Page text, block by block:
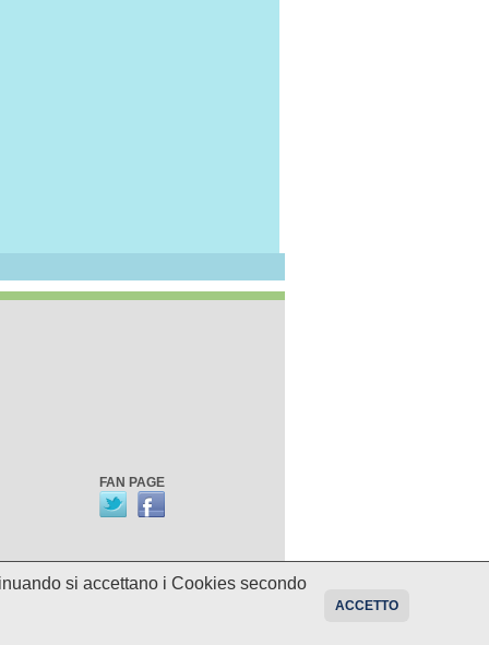
FAN PAGE
programmi potrebbero essere
si accettano i Cookies secondo
ACCETTO